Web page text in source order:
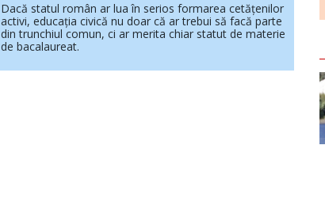
Dacă statul român ar lua în serios formarea cetățenilor
activi, educația civică nu doar că ar trebui să facă parte
din trunchiul comun, ci ar merita chiar statut de materie
de bacalaureat.